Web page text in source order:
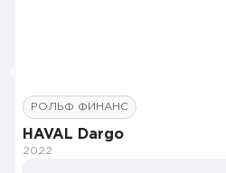
РОЛЬФ ФИНАНС
HAVAL Dargo
2022